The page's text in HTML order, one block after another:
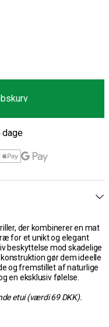
dage
der kombinerer en mat
for et unikt og elegant
beskyttelse mod skadelige
gør dem ideelle
og fremstillet af naturlige
en eksklusiv følelse.
etui (værdi 69 DKK).